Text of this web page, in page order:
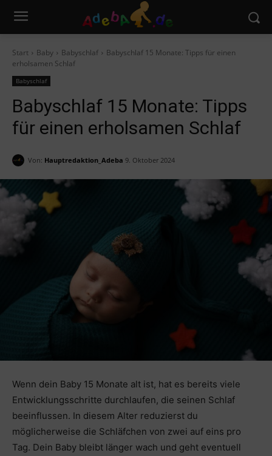
Start Baby Babyschlaf
Babyschlaf 15 Monate: Tipps für einen
erholsamen Schlaf
Babyschlaf
Babyschlaf 15 Monate: Tipps
für einen erholsamen Schlaf
Von: Hauptredaktion_Adeba 9. Oktober 2024
Wenn dein Baby 15 Monate alt ist, hat es bereits viele
Entwicklungsschritte durchlaufen, die seinen Schlaf
beeinflussen. In diesem Alter reduzierst du
möglicherweise die Schläfchen von zwei auf eins pro
Tag. Dein Baby bleibt länger wach und geht eventuell